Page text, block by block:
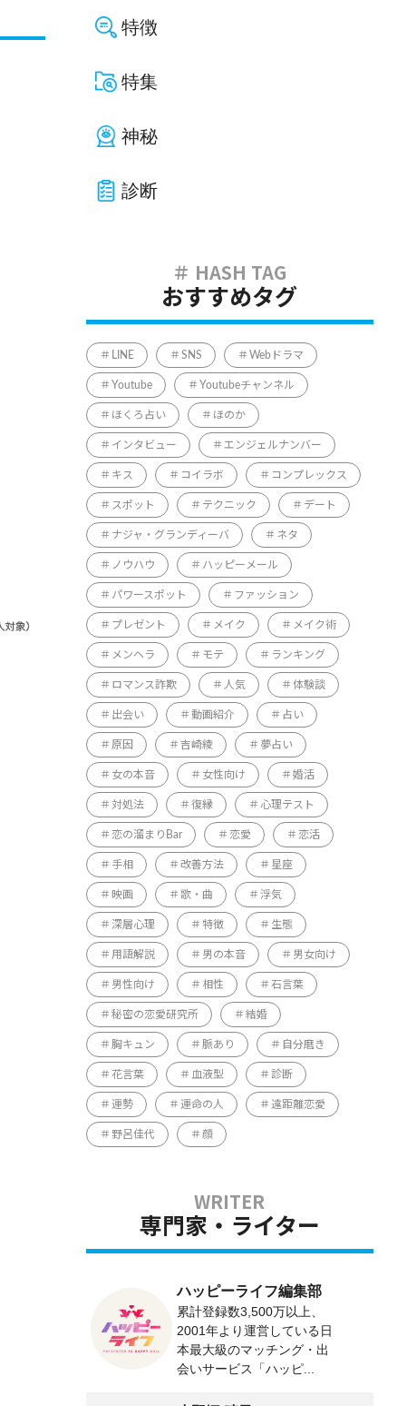
特徴
特集
神秘
診断
おすすめタグ
LINE SNS Webドラマ
Youtube Youtubeチャンネル
ほくろ占い ほのか
インタビュー エンジェルナンバー
キス コイラボ コンプレックス
スポット テクニック デート
ナジャ・グランディーバ ネタ
ノウハウ ハッピーメール
パワースポット ファッション
プレゼント メイク メイク術
メンヘラ モテ ランキング
ロマンス詐欺 人気 体験談
出会い 動画紹介 占い
原因 吉崎綾 夢占い
女の本音 女性向け 婚活
対処法 復縁 心理テスト
恋の溜まりBar 恋愛 恋活
手相 改善方法 星座
映画 歌・曲 浮気
深層心理 特徴 生態
用語解説 男の本音 男女向け
男性向け 相性 石言葉
秘密の恋愛研究所 結婚
胸キュン 脈あり 自分磨き
花言葉 血液型 診断
運勢 運命の人 遠距離恋愛
野呂佳代 顔
専門家・ライター
ハッピーライフ編集部
累計登録数3,500万以上、
2001年より運営している日
本最大級のマッチング・出
会いサービス「ハッピ...